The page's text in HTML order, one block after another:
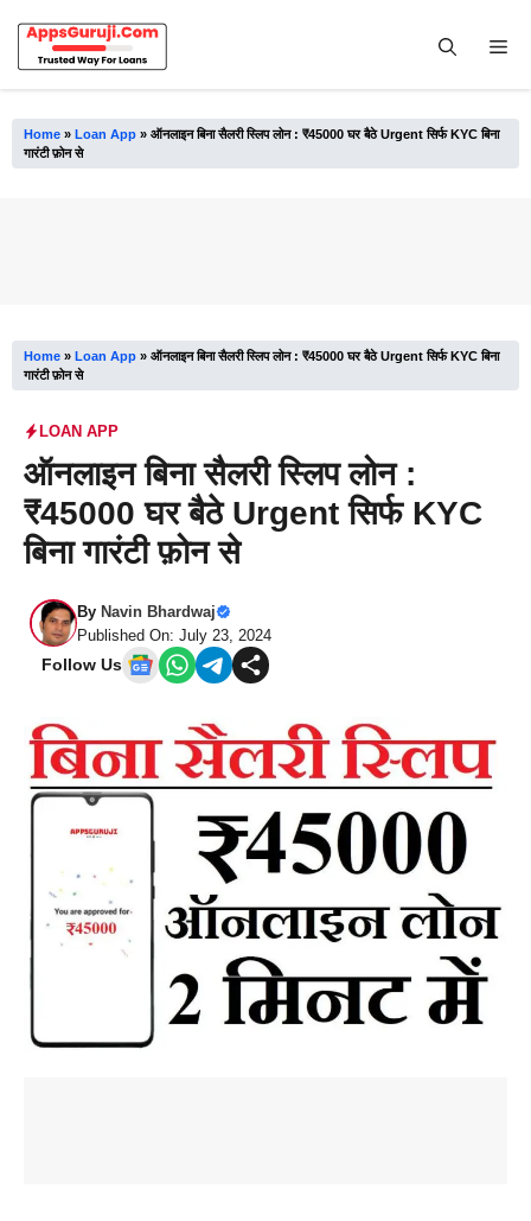
content
Home » Loan App » ऑनलाइन बिना सैलरी स्लिप लोन : ₹45000 घर बैठे Urgent सिर्फ KYC बिना
गारंटी फ़ोन से
Home » Loan App » ऑनलाइन बिना सैलरी स्लिप लोन : ₹45000 घर बैठे Urgent सिर्फ KYC बिना
गारंटी फ़ोन से
LOAN APP
ऑनलाइन बिना सैलरी स्लिप लोन :
₹45000 घर बैठे Urgent सिर्फ KYC
बिना गारंटी फ़ोन से
By Navin Bhardwaj
Published On: July 23, 2024
Follow Us